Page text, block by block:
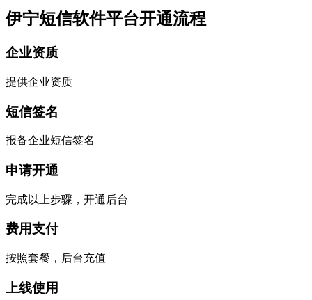
伊宁短信软件平台开通流程
企业资质
提供企业资质
短信签名
报备企业短信签名
申请开通
完成以上步骤，开通后台
费用支付
按照套餐，后台充值
上线使用